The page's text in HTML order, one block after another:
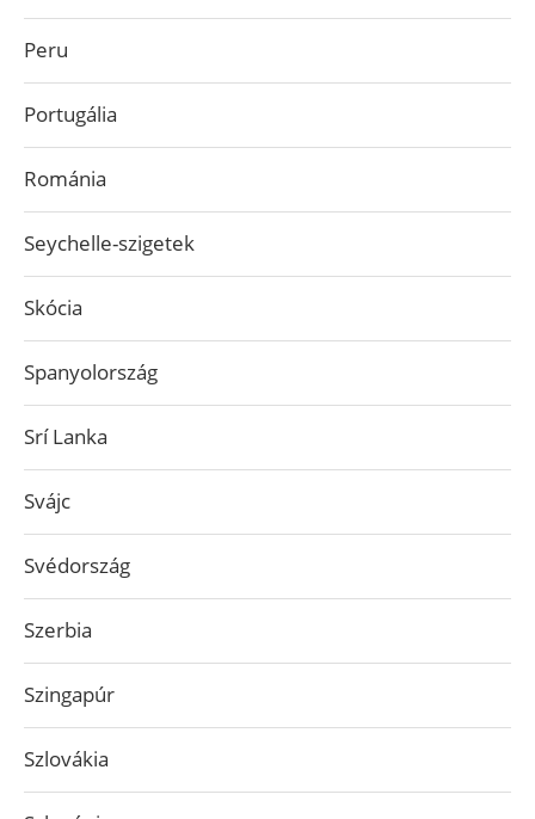
Peru
Portugália
Románia
Seychelle-szigetek
Skócia
Spanyolország
Srí Lanka
Svájc
Svédország
Szerbia
Szingapúr
Szlovákia